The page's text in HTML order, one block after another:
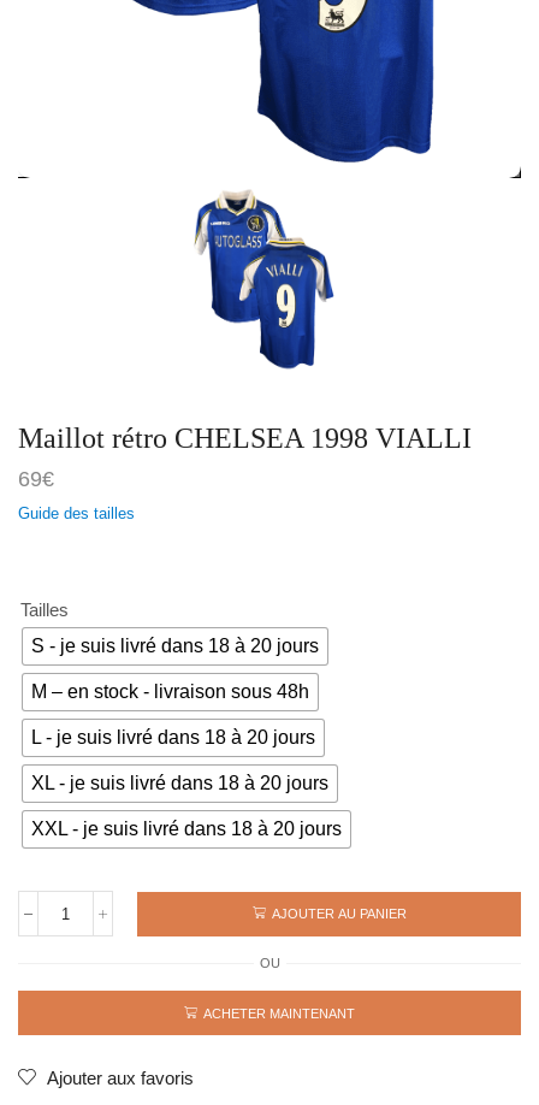
Maillot rétro CHELSEA 1998 VIALLI
69€
Guide des tailles
Tailles
S - je suis livré dans 18 à 20 jours
M – en stock - livraison sous 48h
L - je suis livré dans 18 à 20 jours
XL - je suis livré dans 18 à 20 jours
XXL - je suis livré dans 18 à 20 jours
quantité
rétro
AJOUTER AU PANIER
OU
ACHETER MAINTENANT
Ajouter aux favoris